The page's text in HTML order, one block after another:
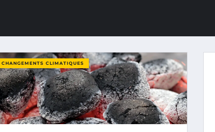
CHANGEMENTS CLIMATIQUES